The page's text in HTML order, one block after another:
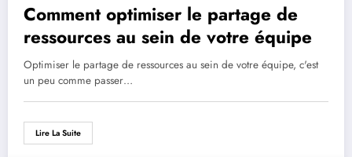
Comment optimiser le partage de
ressources au sein de votre équipe
Optimiser le partage de ressources au sein de votre équipe, c'est
un peu comme passer…
Lire La Suite